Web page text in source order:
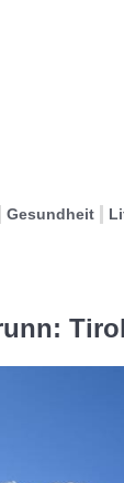
Gesundheit